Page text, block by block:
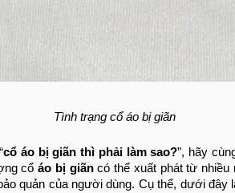
Tình trạng cổ áo bị giãn
cổ áo bị giãn thì phải làm sao?”, hãy
cổáo bị giãncó thể xuất phát từ nhiều
quản của người dùng. Cụ thể, dưới đây